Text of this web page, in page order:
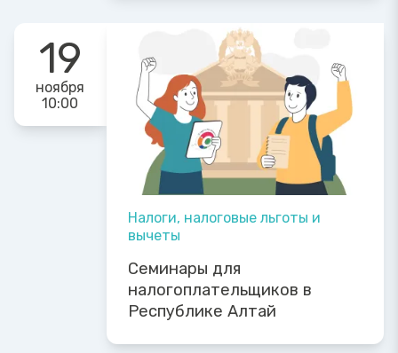
19
ноября
10:00
Налоги, налоговые льготы и
вычеты
Семинары для
налогоплательщиков в
Республике Алтай